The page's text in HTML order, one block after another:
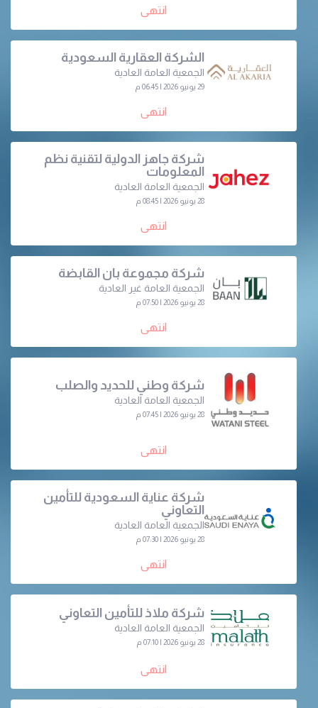
انتهى
الشركة العقارية السعودية
الجمعية العامة العادية
29 يونيو 2026 | 06:45 م
انتهى
شركة جاهز الدولية لتقنية نظم
المعلومات
الجمعية العامة العادية
28 يونيو 2026 | 08:45 م
انتهى
شركة مجموعة بان القابضة
الجمعية العامة غير العادية
28 يونيو 2026 | 07:50 م
انتهى
شركة وطني للحديد والصلب
الجمعية العامة العادية
28 يونيو 2026 | 07:45 م
انتهى
شركة عناية السعودية للتأمين
التعاوني
الجمعية العامة العادية
28 يونيو 2026 | 07:30 م
انتهى
شركة ملاذ للتأمين التعاوني
الجمعية العامة العادية
28 يونيو 2026 | 07:10 م
انتهى